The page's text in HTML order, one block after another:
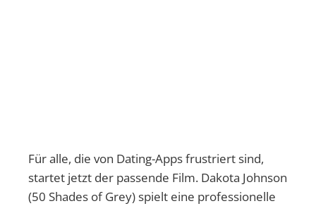
Für alle, die von Dating-Apps frustriert sind,
startet jetzt der passende Film. Dakota Johnson
(50 Shades of Grey) spielt eine professionelle